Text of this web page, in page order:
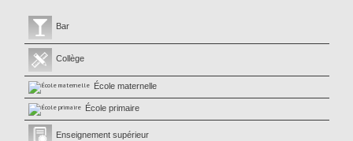
Bar
Collège
École maternelle
École primaire
Enseignement supérieur